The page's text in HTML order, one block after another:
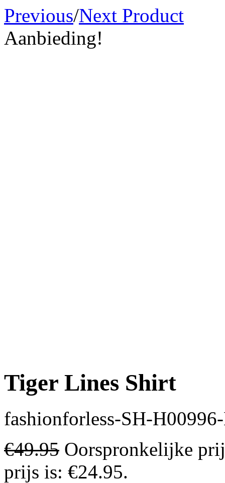
Previous/Next Product
Aanbieding!
Tiger Lines Shirt
fashionforless-SH-
€49.95 Oorspronkelijke
prijs is: €24.95.